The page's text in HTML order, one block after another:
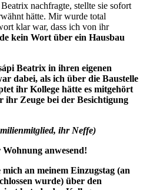
nachfragte, stellte sie sofort
hätte. Mir wurde total
klar war, dass ich von ihr
kein Wort über ein Hausbau
Beatrix in ihren eigenen
dabei, als ich über die Baustelle
ihr Kollege hätte es mitgehört
ihr Zeuge bei der Besichtigung
ihr Neffe)
anwesend!
an meinem Einzugstag (an
wurde) über den